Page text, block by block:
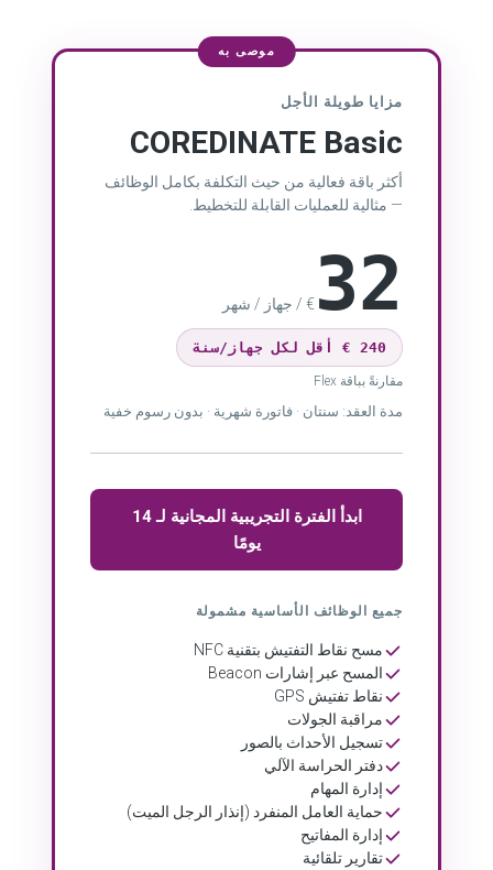
موصى به
مزايا طويلة الأجل
COREDINATE Basic
أكثر باقة فعالية من حيث التكلفة بكامل الوظائف
— مثالية للعمليات القابلة للتخطيط.
32 € / جهاز / شهر
240 € أقل لكل جهاز/سنة
مقارنةً بباقة Flex
مدة العقد: سنتان · فاتورة شهرية · بدون رسوم خفية
ابدأ الفترة التجريبية المجانية لـ 14
يومًا
جميع الوظائف الأساسية مشمولة
مسح نقاط التفتيش بتقنية NFC
المسح عبر إشارات Beacon
نقاط تفتيش GPS
مراقبة الجولات
تسجيل الأحداث بالصور
دفتر الحراسة الآلي
إدارة المهام
حماية العامل المنفرد (إنذار الرجل الميت)
إدارة المفاتيح
تقارير تلقائية